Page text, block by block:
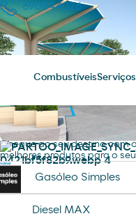
690844026
CombustíveisServiços
Combustíveis
Chegue ao seu destino com
melhores produtos para o
Gasóleo Simples
Diesel MAX